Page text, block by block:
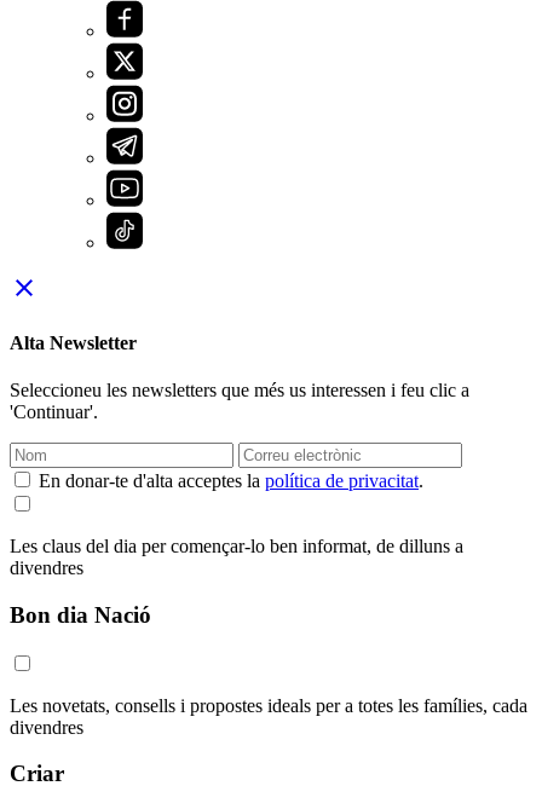
close
Alta Newsletter
Seleccioneu les newsletters que més us interessen i feu clic a
'Continuar'.
En donar-te d'alta acceptes la política de privacitat.
Les claus del dia per començar-lo ben informat, de dilluns a
divendres
Bon dia Nació
Les novetats, consells i propostes ideals per a totes les famílies, cada
divendres
Criar